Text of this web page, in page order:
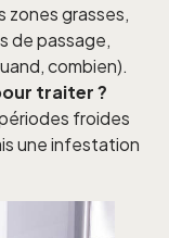
zones grasses,
de passage,
combien).
traiter ?
froides
une infestation